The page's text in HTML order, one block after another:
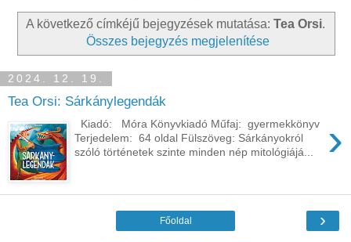
A következő címkéjű bejegyzések mutatása: Tea Orsi.
Összes bejegyzés megjelenítése
2024. 12. 19.
Tea Orsi: Sárkánylegendák
›
Kiadó: Móra Könyvkiadó Műfaj: gyermekkönyv
Terjedelem: 64 oldal Fülszöveg: Sárkányokról
szóló történetek szinte minden nép mitológiájá...
›
Főoldal